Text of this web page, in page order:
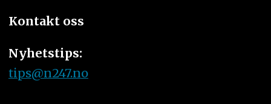
Kontakt oss
Nyhetstips:
tips@n247.no